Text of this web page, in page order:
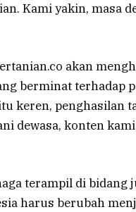
Kami yakin, masa
akan
berminat terhadap
keren, penghasilan
dewasa, konten
terampil di
harus berubah